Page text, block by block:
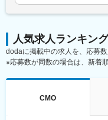
す。
変更の範囲：会社の
★変革余地の大きい
に取り組めます。未
てご活躍いただけま
※扱うサービス：会
財務部は経営管理G
表記です。
人気求人ランキング
dodaに掲載中の求人を、応募
※応募数が同数の場合は、新着
CMO